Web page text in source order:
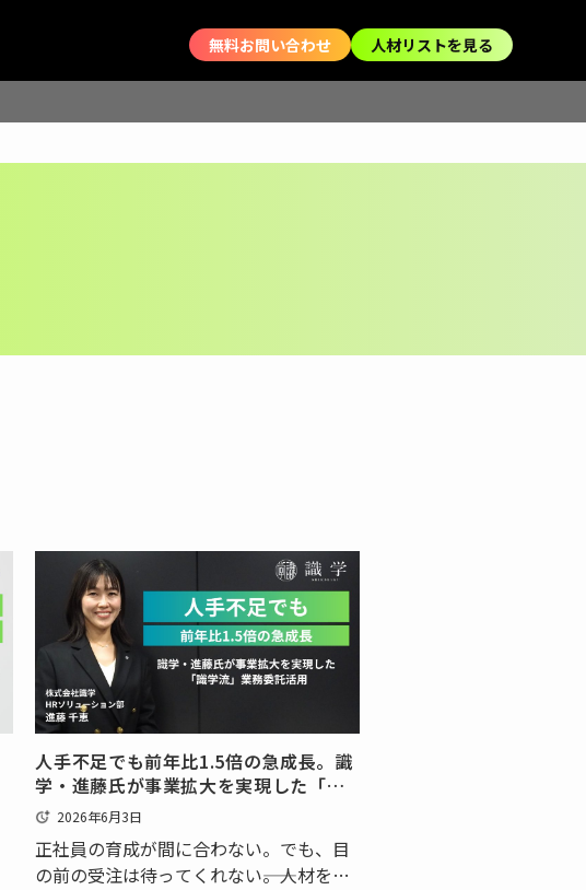
無料お問い合わせ 人材リストを見る
人手不足でも前年比1.5倍の急成長。識
学・進藤氏が事業拡大を実現した「識
学流」業務委託活用
2026年6月3日
正社員の育成が間に合わない。でも、目
の前の受注は待ってくれない――。人材を採